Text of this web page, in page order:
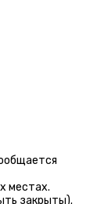
местах.
закрыты).